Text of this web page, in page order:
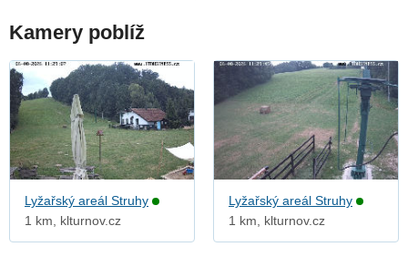
Kamery poblíž
Lyžařský areál Struhy
1 km, klturnov.cz
Lyžařský areál Struhy
1 km, klturnov.cz